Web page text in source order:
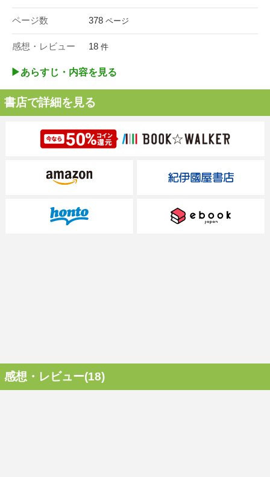
ページ数 378 ページ
感想・レビュー 18 件
▶︎あらすじ・内容を見る
書店で詳細を見る
感想・レビュー(18)